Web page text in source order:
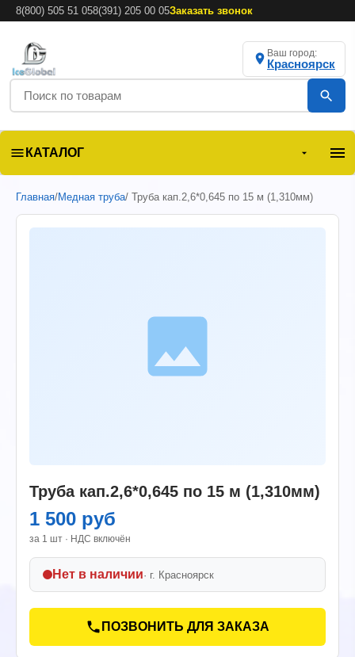
8(800) 505 51 058(391) 205 00 05Заказать звонок
Ваш город:
Красноярск
КАТАЛОГ
Главная/Медная труба/ Труба кап.2,6*0,645 по 15 м (1,310мм)
Труба кап.2,6*0,645 по 15 м (1,310мм)
1 500 руб
за 1 шт · НДС включён
Нет в наличии· г. Красноярск
ПОЗВОНИТЬ ДЛЯ ЗАКАЗА